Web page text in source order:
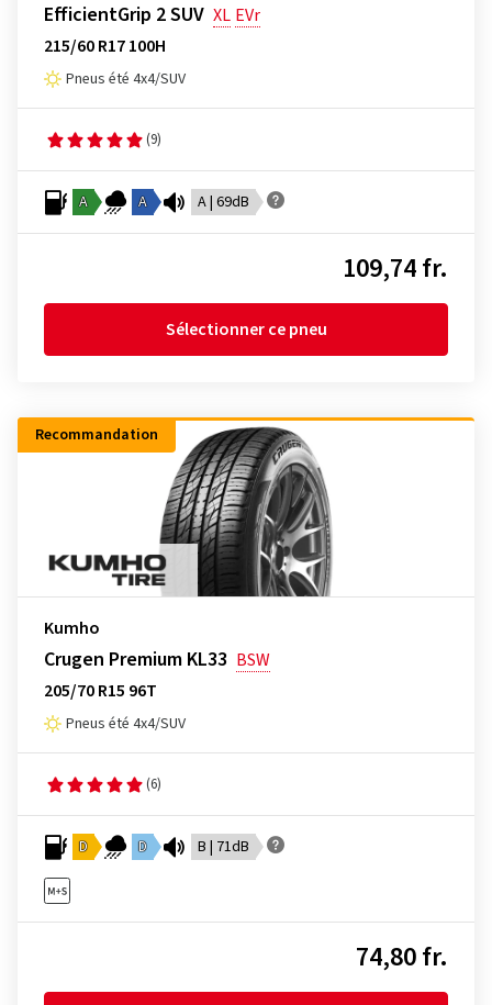
EfficientGrip 2 SUV XL EVr
215/60 R17 100H
Pneus été 4x4/SUV
(9)
A A A | 69dB
109,74 fr.
Sélectionner ce pneu
Recommandation
Kumho
Crugen Premium KL33 BSW
205/70 R15 96T
Pneus été 4x4/SUV
(6)
D D B | 71dB
74,80 fr.